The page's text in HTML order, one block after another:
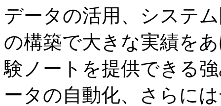
データの活用、システ
の構築で大きな実績を
験ノートを提供できる
ータの自動化、さらに